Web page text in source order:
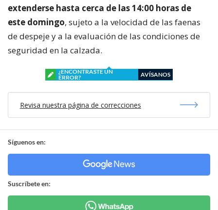
extenderse hasta cerca de las 14:00 horas de
este domingo, sujeto a la velocidad de las faenas
de despeje y a la evaluación de las condiciones de
seguridad en la calzada.
¿ENCONTRASTE UN
ERROR?
AVÍSANOS
Revisa nuestra página de correcciones
Síguenos en:
Suscríbete en: